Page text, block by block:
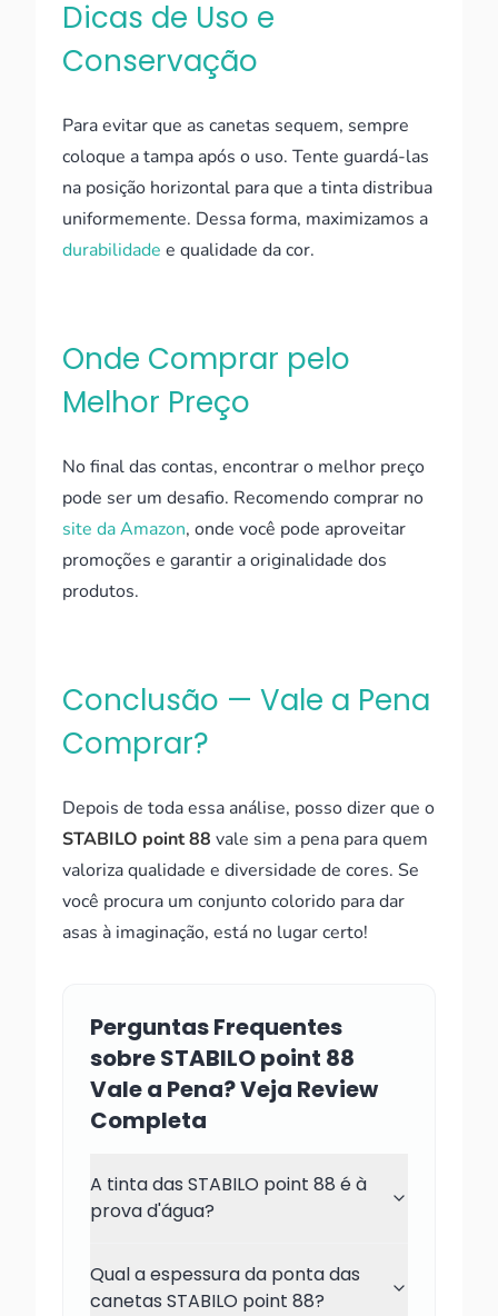
Dicas de Uso e
Conservação
Para evitar que as canetas sequem, sempre
coloque a tampa após o uso. Tente guardá-las
na posição horizontal para que a tinta distribua
uniformemente. Dessa forma, maximizamos a
durabilidade e qualidade da cor.
Onde Comprar pelo
Melhor Preço
No final das contas, encontrar o melhor preço
pode ser um desafio. Recomendo comprar no
site da Amazon, onde você pode aproveitar
promoções e garantir a originalidade dos
produtos.
Conclusão — Vale a Pena
Comprar?
Depois de toda essa análise, posso dizer que o
STABILO point 88 vale sim a pena para quem
valoriza qualidade e diversidade de cores. Se
você procura um conjunto colorido para dar
asas à imaginação, está no lugar certo!
Perguntas Frequentes
sobre STABILO point 88
Vale a Pena? Veja Review
Completa
A tinta das STABILO point 88 é à
prova d'água?
Qual a espessura da ponta das
canetas STABILO point 88?